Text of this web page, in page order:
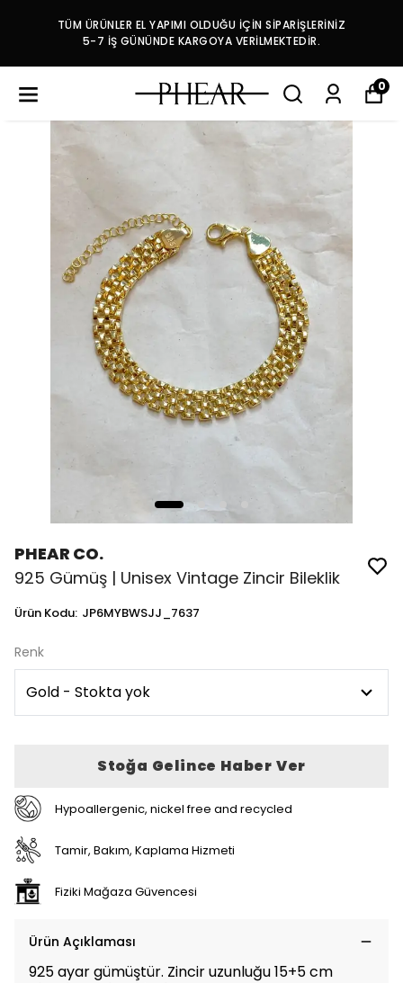
TÜM ÜRÜNLER EL YAPIMI OLDUĞU İÇİN SİPARİŞLERİNİZ
5-7 İŞ GÜNÜNDE KARGOYA VERİLMEKTEDİR.
0
PHEAR CO.
925 Gümüş | Unisex Vintage Zincir Bileklik
Ürün Kodu: JP6MYBWSJJ_7637
Renk
Stoğa Gelince Haber Ver
Hypoallergenic, nickel free and recycled
Tamir, Bakım, Kaplama Hizmeti
Fiziki Mağaza Güvencesi
Ürün Açıklaması
925 ayar gümüştür. Zincir uzunluğu 15+5 cm